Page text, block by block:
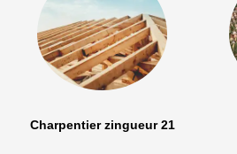
Charpentier zingueur 21